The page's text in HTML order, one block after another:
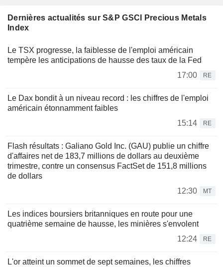
Dernières actualités sur S&P GSCI Precious Metals
Index
Le TSX progresse, la faiblesse de l'emploi américain
tempère les anticipations de hausse des taux de la Fed
17:00
RE
Le Dax bondit à un niveau record : les chiffres de l'emploi
américain étonnamment faibles
15:14
RE
Flash résultats : Galiano Gold Inc. (GAU) publie un chiffre
d'affaires net de 183,7 millions de dollars au deuxième
trimestre, contre un consensus FactSet de 151,8 millions
de dollars
12:30
MT
Les indices boursiers britanniques en route pour une
quatrième semaine de hausse, les minières s'envolent
12:24
RE
L'or atteint un sommet de sept semaines, les chiffres